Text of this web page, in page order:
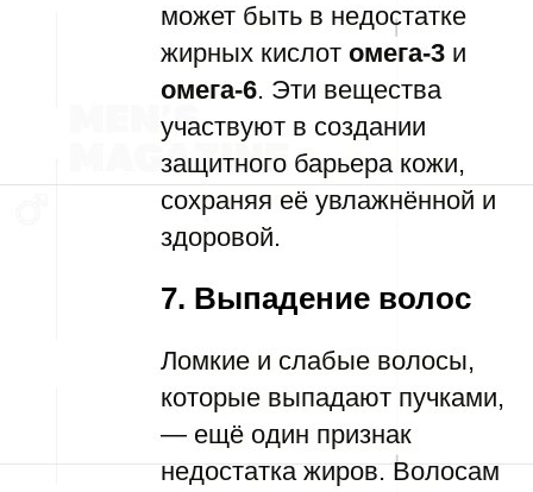
может быть в недостатке
жирных кислот омега-3 и
омега-6. Эти вещества
участвуют в создании
защитного барьера кожи,
сохраняя её увлажнённой и
здоровой.
7. Выпадение волос
Ломкие и слабые волосы,
которые выпадают пучками,
— ещё один признак
недостатка жиров. Волосам